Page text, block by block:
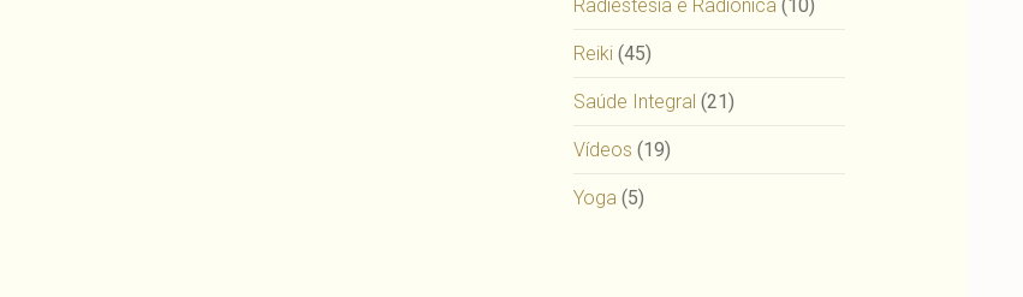
Radiestesia e Radiônica (10)
Reiki (45)
Saúde Integral (21)
Vídeos (19)
Yoga (5)